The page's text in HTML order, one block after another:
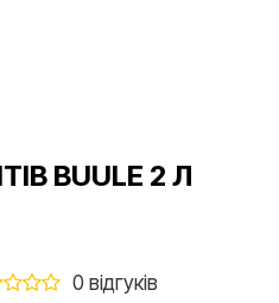
BUULE 2 Л
0 відгуків